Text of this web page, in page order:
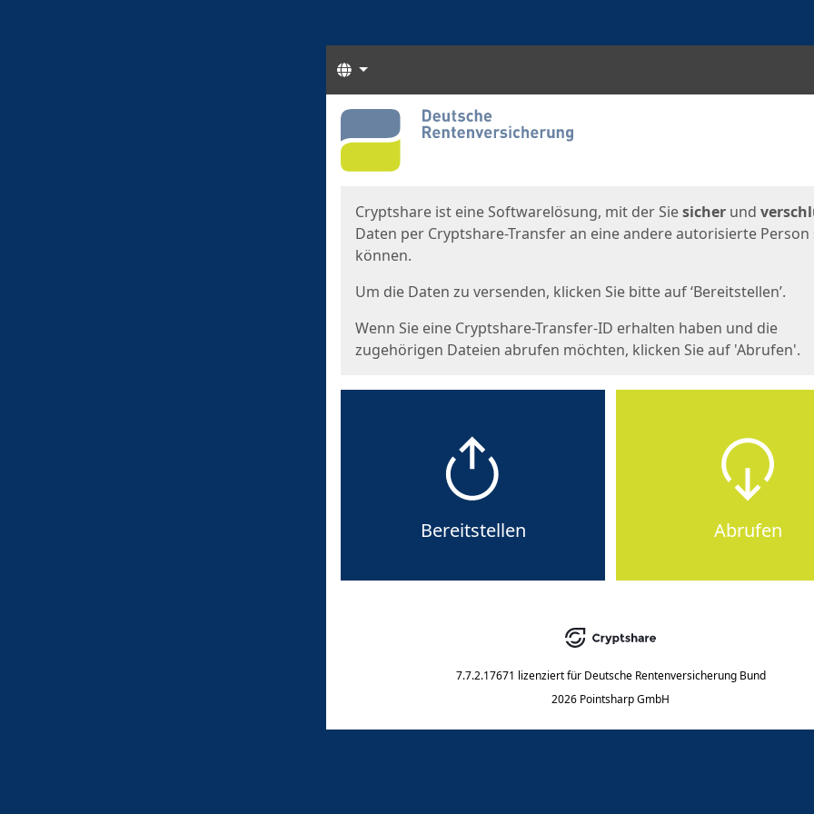
Sprachen
Start
Cryptshare ist eine Softwarelösung, mit der Siesicher und
Daten per Cryptshare-Transfer an eine andere autorisierte Person
können.
Um die Daten zu versenden, klicken Sie bitte auf ‘Bereitstellen’.
Wenn Sie eine Cryptshare-Transfer-ID erhalten haben und die
zugehörigen Dateien abrufen möchten, klicken Sie auf 'Abrufen'.
Bereitstellen Abrufen
7.7.2.17671 lizenziert für Deutsche Rentenversicherung Bund
2026 Pointsharp GmbH